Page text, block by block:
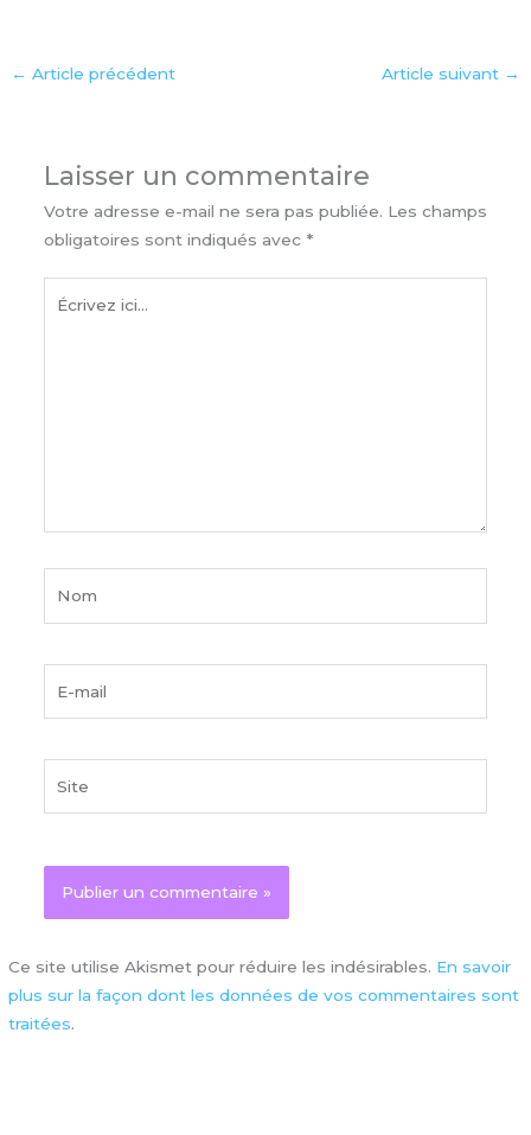
← Article précédent Article suivant →
Laisser un commentaire
Votre adresse e-mail ne sera pas publiée. Les champs
obligatoires sont indiqués avec *
Ce site utilise Akismet pour réduire les indésirables. En savoir
plus sur la façon dont les données de vos commentaires sont
traitées.